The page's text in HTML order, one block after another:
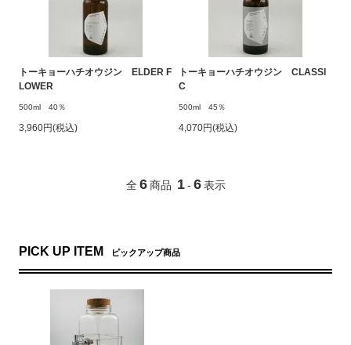
トーキョーハチオウジン ELDER F
LOWER
500ml 40％
3,960円(税込)
トーキョーハチオウジン CLASSI
C
500ml 45％
4,070円(税込)
全 6 商品 1 - 6 表示
PICK UP ITEM ピックアップ商品